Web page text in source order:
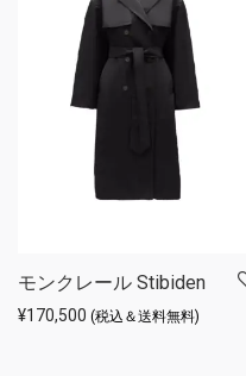
モンクレール Stibiden
¥170,500 (税込＆送料無料)